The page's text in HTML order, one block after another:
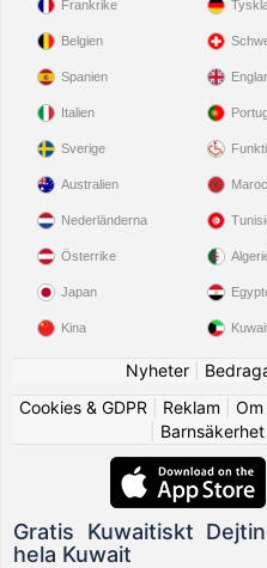
Frankrike
Belgien
Spanien
Italien
Sverige
Australien
Nederländerna
Österrike
Japan
Kina
Nyheter|
Cookies & GDPR
Reklam Om
Barnsäkerhet
Gratis Kuwaitiskt
hela Kuwait